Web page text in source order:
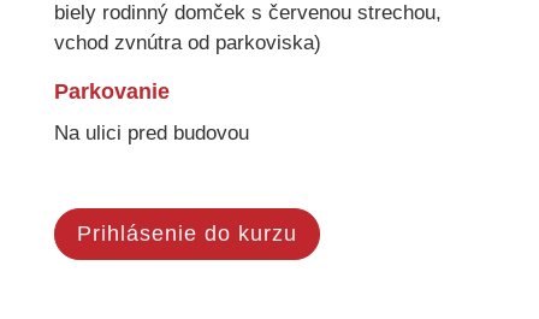
biely rodinný domček s červenou strechou,
vchod zvnútra od parkoviska)
Parkovanie
Na ulici pred budovou
Prihlásenie do kurzu